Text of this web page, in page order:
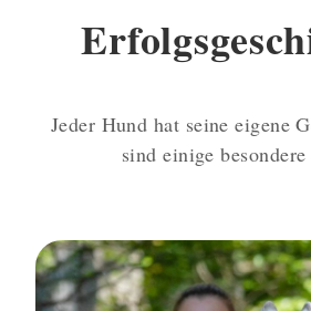
Jeder Hund hat seine eigene
sind einige